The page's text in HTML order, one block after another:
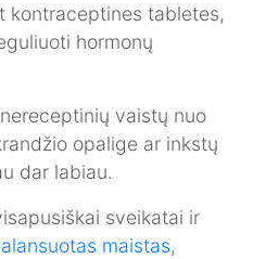
kontraceptines tabletes,
hormonų
vaistų nuo
opalige ar inkstų
dar labiau.
sveikatai ir
maistas,